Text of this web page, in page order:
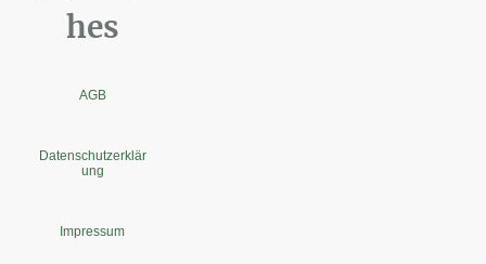
hes
AGB
Datenschutzerklär
ung
Impressum